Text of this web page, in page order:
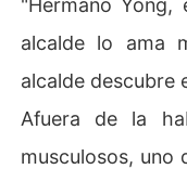
"Hermano Yong,
alcalde lo ama
alcalde descubre
Afuera de la
musculosos, uno